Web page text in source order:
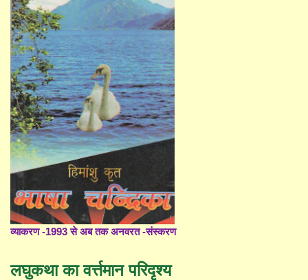
व्याकरण -1993 से अब तक अनवरत -संस्करण
लघुकथा का वर्त्तमान परिदृश्य